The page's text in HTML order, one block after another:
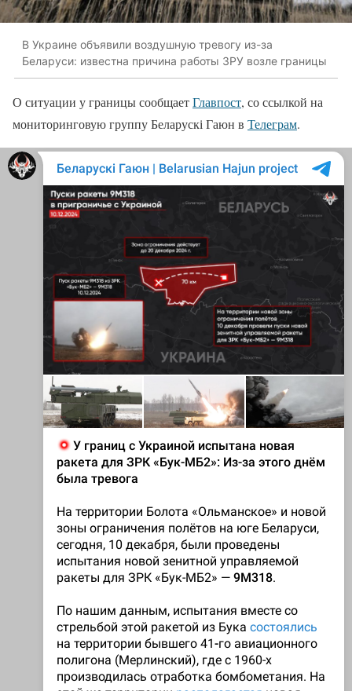
В Украине объявили воздушную тревогу из-за
Беларуси: известна причина работы ЗРУ возле границы
О ситуации у границы сообщаетГлавпост, со ссылкой на
мониторинговую группу Беларускі Гаюн в Телеграм.